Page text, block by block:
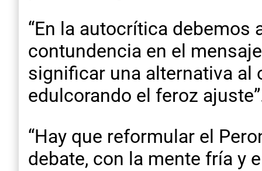
“En la autocrítica
contundencia en el
significar una alternativa al
edulcorando el feroz
“Hay que reformular el
debate, con la mente fría y